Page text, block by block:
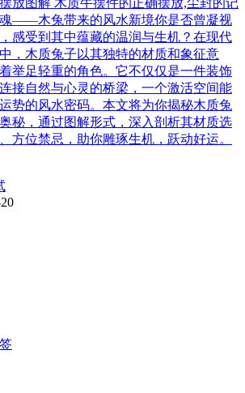
——木兔带来的风水新境你是否曾凝视
感受到其中蕴藏的温润与生机？在现代
，木质兔子以其独特的材质和象征意
举足轻重的角色。它不仅仅是一件装饰
接自然与心灵的桥梁，一个激活空间能
势的风水密码。本文将为你揭秘木质兔
秘，通过图解形式，深入剖析其材质选
方位禁忌，助你雕琢生机，跃动好运。